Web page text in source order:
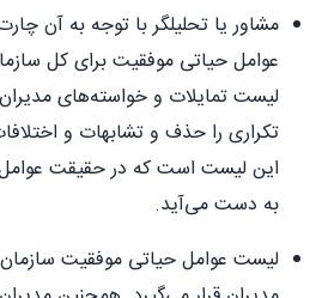
مشاور یا تحلیلگر با توجه به آن
عوامل حیاتی موفقیت برای کل
لیست تمایلات و خواسته‌های
تکراری را حذف و تشابهات و
این لیست است که در حقیقت
به دست می‌آید.
لیست عوامل حیاتی موفقیت